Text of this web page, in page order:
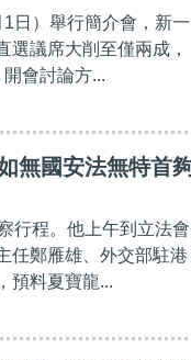
日）舉行簡介會，新一
選議席大削至僅兩成，
會討論方...
無國安法無特首
行程。他上午到立法會
任鄭雁雄、外交部駐港
預料夏寶龍...